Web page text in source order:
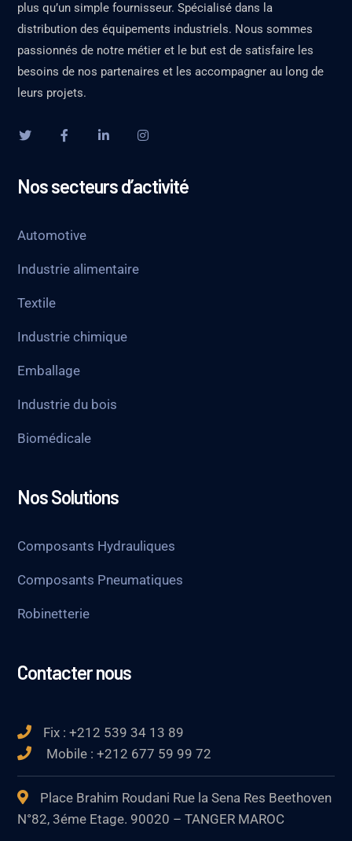
plus qu’un simple fournisseur. Spécialisé dans la
distribution des équipements industriels. Nous sommes
passionnés de notre métier et le but est de satisfaire les
besoins de nos partenaires et les accompagner au long de
leurs projets.
Nos secteurs d’activité
Automotive
Industrie alimentaire
Textile
Industrie chimique
Emballage
Industrie du bois
Biomédicale
Nos Solutions
Composants Hydrauliques
Composants Pneumatiques
Robinetterie
Contacter nous
Fix : +212 539 34 13 89
Mobile : +212 677 59 99 72
Place Brahim Roudani Rue la Sena Res Beethoven
N°82, 3éme Etage. 90020 – TANGER MAROC